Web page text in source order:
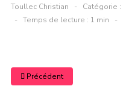
Toullec Christian Catégorie :
Temps de lecture : 1 min
Précédent